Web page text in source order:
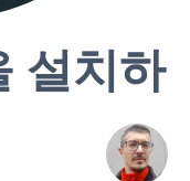
설치하